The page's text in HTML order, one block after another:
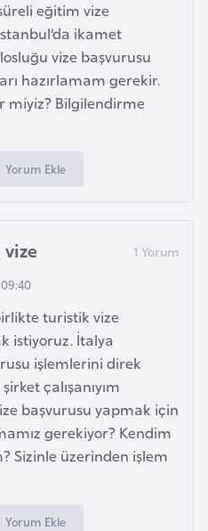
eğitim vize
ikamet
vize başvurusu
hazırlamam gerekir.
miyiz? Bilgilendirme
Yorum Ekle
turistik vize
istiyoruz. İtalya
işlemlerini direk
çalışanıyım
başvurusu yapmak için
gerekiyor? Kendim
Sizinle üzerinden işlem
Yorum Ekle